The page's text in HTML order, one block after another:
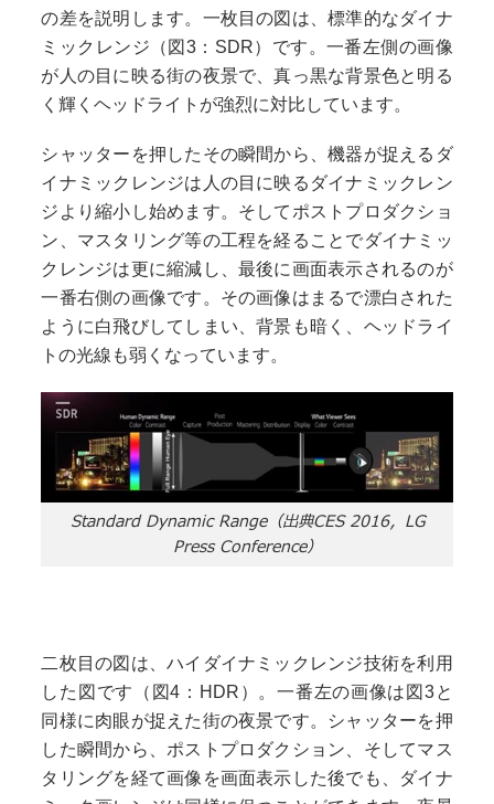
の差を説明します。一枚目の図は、標準的なダイナ
ミックレンジ（図3：SDR）です。一番左側の画像
が人の目に映る街の夜景で、真っ黒な背景色と明る
く輝くヘッドライトが強烈に対比しています。
シャッターを押したその瞬間から、機器が捉えるダ
イナミックレンジは人の目に映るダイナミックレン
ジより縮小し始めます。そしてポストプロダクショ
ン、マスタリング等の工程を経ることでダイナミッ
クレンジは更に縮減し、最後に画面表示されるのが
一番右側の画像です。その画像はまるで漂白された
ように白飛びしてしまい、背景も暗く、ヘッドライ
トの光線も弱くなっています。
Standard Dynamic Range（出典CES 2016，LG
Press Conference）
二枚目の図は、ハイダイナミックレンジ技術を利用
した図です（図4：HDR）。一番左の画像は図3と
同様に肉眼が捉えた街の夜景です。シャッターを押
した瞬間から、ポストプロダクション、そしてマス
タリングを経て画像を画面表示した後でも、ダイナ